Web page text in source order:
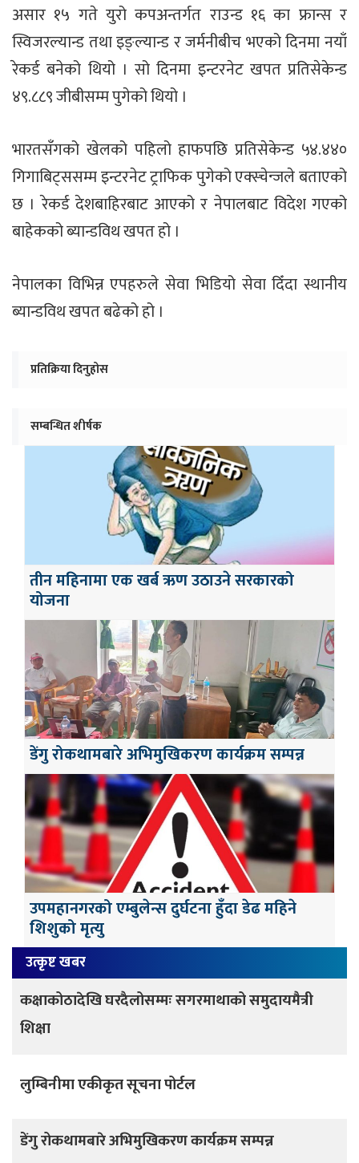
असार १५ गते युरो कपअन्तर्गत राउन्ड १६ का फ्रान्स र
स्विजरल्यान्ड तथा इङ्ल्यान्ड र जर्मनीबीच भएको दिनमा नयाँ
रेकर्ड बनेको थियो । सो दिनमा इन्टरनेट खपत प्रतिसेकेन्ड
४९.८८९ जीबीसम्म पुगेको थियो ।
भारतसँगको खेलको पहिलो हाफपछि प्रतिसेकेन्ड ५४.४४०
गिगाबिट्ससम्म इन्टरनेट ट्राफिक पुगेको एक्स्चेन्जले बताएको
छ । रेकर्ड देशबाहिरबाट आएको र नेपालबाट विदेश गएको
बाहेकको ब्यान्डविथ खपत हो ।
नेपालका विभिन्न एपहरुले सेवा भिडियो सेवा दिँदा स्थानीय
ब्यान्डविथ खपत बढेको हो ।
प्रतिक्रिया दिनुहोस
सम्बन्धित शीर्षक
तीन महिनामा एक खर्ब ऋण उठाउने सरकारको
योजना
डेंगु रोकथामबारे अभिमुखिकरण कार्यक्रम सम्पन्न
उपमहानगरको एम्बुलेन्स दुर्घटना हुँदा डेढ महिने
शिशुको मृत्यु
उत्कृष्ट खबर
कक्षाकोठादेखि घरदैलोसम्मः सगरमाथाको समुदायमैत्री
शिक्षा
लुम्बिनीमा एकीकृत सूचना पोर्टल
डेंगु रोकथामबारे अभिमुखिकरण कार्यक्रम सम्पन्न